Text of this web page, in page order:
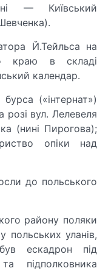
— Київський
Й.Тейльса на
краю в складі
календар.
(«інтернат»)
розі вул. Лелевеля
(нині Пирогова);
опіки над
до польського
району поляки
польських уланів,
ескадрон під
підполковника